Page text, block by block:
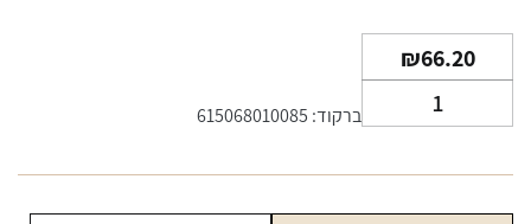
₪66.20
של
ברקוד: 615068010085